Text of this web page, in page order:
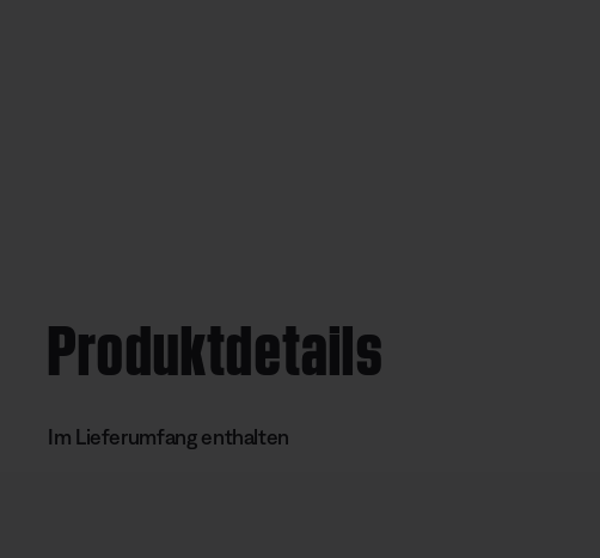
Produktdetails
Im Lieferumfang enthalten